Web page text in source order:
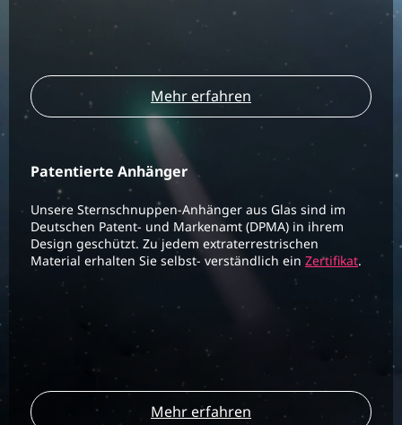
Mehr erfahren
Patentierte Anhänger
Unsere Sternschnuppen-Anhänger aus Glas sind im
Deutschen Patent- und Markenamt (DPMA) in ihrem
Design geschützt. Zu jedem extraterrestrischen
Material erhalten Sie selbst- verständlich ein Zertifikat.
Mehr erfahren